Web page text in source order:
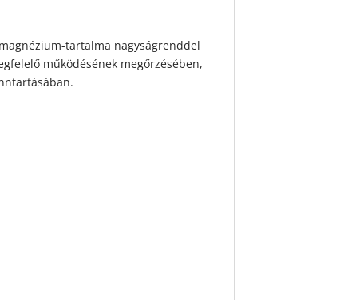
tartalma nagyságrenddel
működésének megőrzésében,